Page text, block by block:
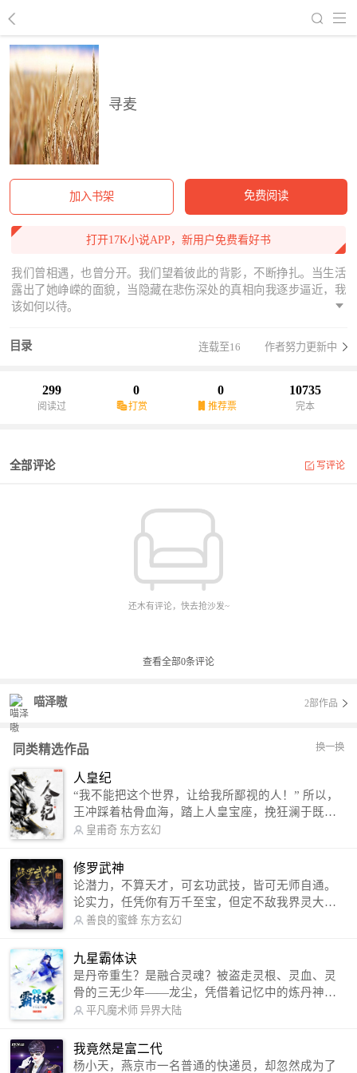
寻麦
加入书架 免费阅读
打开17K小说APP，新用户免费看好书
我们曾相遇，也曾分开。我们望着彼此的背影，不断挣扎。当生活
露出了她峥嵘的面貌，当隐藏在悲伤深处的真相向我逐步逼近，我
该如何以待。
目录 连载至16 作者努力更新中
299
阅读过
0
打赏
0
推荐票
10735
完本
全部评论 写评论
还木有评论，快去抢沙发~
查看全部0条评论
喵泽嗷 2部作品
同类精选作品 换一换
人皇纪
“我不能把这个世界，让给我所鄙视的人！” 所以，
王冲踩着枯骨血海，踏上人皇宝座，挽狂澜于既
倒，扶大厦之将倾，成就了一段无上的传说！ 微信
微博：皇甫奇（地址：http://weibo.com/u/25284575
87） QQ交流群：320238210【普通群】 574501330
【VIP订阅群】 欢迎大家关注。
皇甫奇 东方玄幻
修罗武神
论潜力，不算天才，可玄功武技，皆可无师自通。
论实力，任凭你有万千至宝，但定不敌我界灵大
军。 我是谁？天下众生视我为修罗，却不知，我以
信公众号：善良的蜜蜂后援会）
善良的蜜蜂 东方玄幻
九星霸体诀
是丹帝重生？是融合灵魂？被盗走灵根、灵血、灵
骨的三无少年——龙尘，凭借着记忆中的炼丹神
术，修行神秘功法九星霸体诀，拨开重重迷雾，解
勾搭各色美女，镇压恶鬼邪神。 江湖传闻：龙
尘一到，地吼天啸。龙尘一出，鬼泣神哭。 本
平凡魔术师 异界大陆
我竟然是富二代
杨小天，燕京市一名普通的快递员，却忽然成为了